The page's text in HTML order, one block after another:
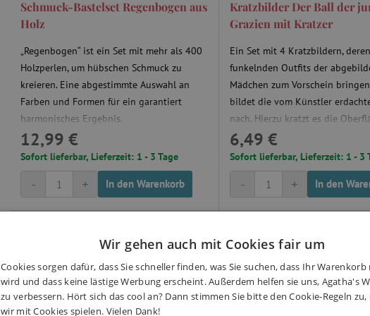
Schmuck-Bastelset Regenbogen aus
Holz
„Regenbogen“ ist ein Set mit mehr als 400
Holzperlen, um hübschen Schmuck zu
kreieren. Eine abgestimmte Auswahl an
Farben und Formen für ein garantiert
harmonisches Ergebnis.
12,99 €
Sofort lieferbar, Lieferzeit: 1 - 3 Tage
+
- In den Warenkorb
Kratzbilder Der Ball der
Grazien mit Kratzer
Ein Set mit 4 Kratzbildern,
funkelnden Outfits der
Mädchen zum Vorschein
bildet die vom Künstler
nach. Hierzu kratzt es die
Hilfe eines Holzstifts. Die
werden Schritt für Schritt, wie
Zauberhand, freigelegt!
6,49 €
Sofort lieferbar, Lieferzeit: 1 - 3
+
- In den
-20 % mit dem Code -20 % mit dem Code
DJECO20
Wir gehen auch mit Cookies fair um
Cookies sorgen dafür, dass Sie schneller finden, was Sie suchen, dass Ihr
wird und dass keine lästige Werbung erscheint. Außerdem helfen sie uns, Agatha's
zu verbessern. Hört sich das cool an? Dann stimmen Sie bitte den Cookie-Regeln zu,
wir mit Cookies spielen. Vielen Dank!